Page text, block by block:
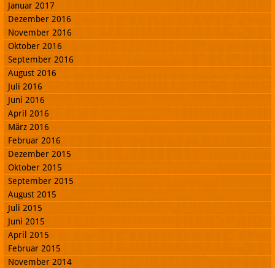
Januar 2017
Dezember 2016
November 2016
Oktober 2016
September 2016
August 2016
Juli 2016
Juni 2016
April 2016
März 2016
Februar 2016
Dezember 2015
Oktober 2015
September 2015
August 2015
Juli 2015
Juni 2015
April 2015
Februar 2015
November 2014